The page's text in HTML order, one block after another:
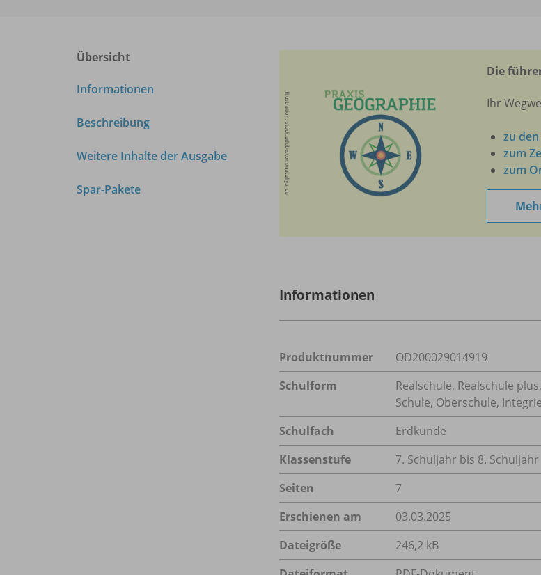
Übersicht
Informationen
Beschreibung
Weitere Inhalte der Ausgabe
Spar-Pakete
Die
Ihr
zu
zum
zum
Informationen
Produktnummer
OD200029014919
Schulform
Realschule, Realschule
Schule, Oberschule,
Schulfach
Erdkunde
Klassenstufe
7. Schuljahr bis 8. Schuljahr
Seiten
7
Erschienen am
03.03.2025
Dateigröße
246,2 kB